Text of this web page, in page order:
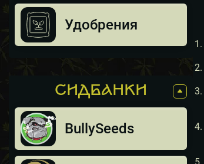
Удобрения
СИДБАНКИ
BullySeeds